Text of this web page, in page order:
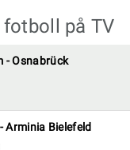
på TV
- Osnabrück
Arminia Bielefeld